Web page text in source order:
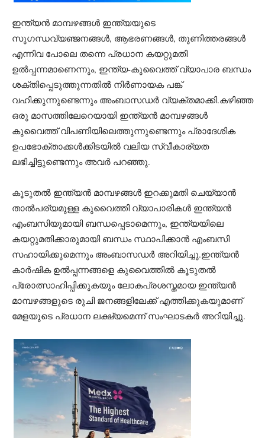
ഇന്ത്യൻ മാമ്പഴങ്ങൾ ഇന്ത്യയുടെ
സുഗന്ധവ്യഞ്ജനങ്ങൾ, ആഭരണങ്ങൾ, തുണിത്തരങ്ങൾ
എന്നിവ പോലെ തന്നെ പ്രധാന കയറ്റുമതി
ഉൽപ്പന്നമാണെന്നും, ഇന്ത്യ-കുവൈത്ത് വ്യാപാര ബന്ധം
ശക്തിപ്പെടുത്തുന്നതിൽ നിർണായക പങ്ക്
വഹിക്കുന്നുണ്ടെന്നും അംബാസഡർ വ്യക്തമാക്കി.കഴിഞ്ഞ
ഒരു മാസത്തിലേറെയായി ഇന്ത്യൻ മാമ്പഴങ്ങൾ
കുവൈത്ത് വിപണിയിലെത്തുന്നുണ്ടെന്നും പ്രാദേശിക
ഉപഭോക്താക്കൾക്കിടയിൽ വലിയ സ്വീകാര്യത
ലഭിച്ചിട്ടുണ്ടെന്നും അവർ പറഞ്ഞു.
കൂടുതൽ ഇന്ത്യൻ മാമ്പഴങ്ങൾ ഇറക്കുമതി ചെയ്യാൻ
താൽപര്യമുള്ള കുവൈത്തി വ്യാപാരികൾ ഇന്ത്യൻ
എംബസിയുമായി ബന്ധപ്പെടാമെന്നും, ഇന്ത്യയിലെ
കയറ്റുമതിക്കാരുമായി ബന്ധം സ്ഥാപിക്കാൻ എംബസി
സഹായിക്കുമെന്നും അംബാസഡർ അറിയിച്ചു.ഇന്ത്യൻ
കാർഷിക ഉൽപ്പന്നങ്ങളെ കുവൈത്തിൽ കൂടുതൽ
പ്രോത്സാഹിപ്പിക്കുകയും ലോകപ്രശസ്തമായ ഇന്ത്യൻ
മാമ്പഴങ്ങളുടെ രുചി ജനങ്ങളിലേക്ക് എത്തിക്കുകയുമാണ്
മേളയുടെ പ്രധാന ലക്ഷ്യമെന്ന് സംഘാടകർ അറിയിച്ചു.